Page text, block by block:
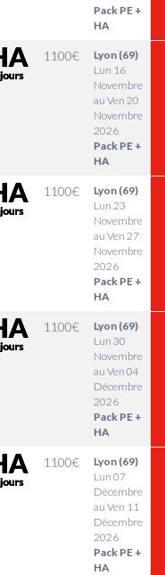
Pack PE +
HA
1100€
Lyon (69)
Lun 16
Novembre
au Ven 20
Novembre
2026
Pack PE +
HA
1100€
Lyon (69)
Lun 23
Novembre
au Ven 27
Novembre
2026
Pack PE +
HA
1100€
Lyon (69)
Lun 30
Novembre
au Ven 04
Décembre
2026
Pack PE +
HA
1100€
Lyon (69)
Lun 07
Décembre
au Ven 11
Décembre
2026
Pack PE +
HA